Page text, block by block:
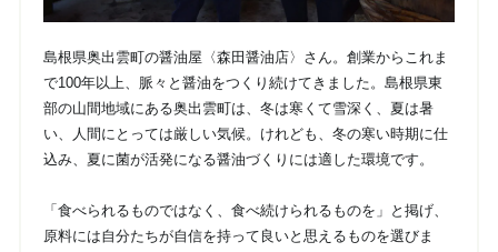
島根県奥出雲町の醤油屋〈森田醤油店〉さん。創業からこれま
で100年以上、脈々と醤油をつくり続けてきました。島根県東
部の山間地域にある奥出雲町は、冬は寒くて雪深く、夏は暑
い、人間にとっては厳しい気候。けれども、冬の寒い時期に仕
込み、夏に菌が活発になる醤油づくりには適した環境です。
「食べられるものではなく、食べ続けられるものを」と掲げ、
原料には自分たちが自信を持って良いと思えるものを選びま